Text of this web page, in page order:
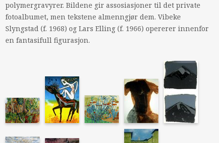
polymergravyrer. Bildene gir assosiasjoner til det private
fotoalbumet, men tekstene almenngjør dem. Vibeke
Slyngstad (f. 1968) og Lars Elling (f. 1966) opererer innenfor
en fantasifull figurasjon.